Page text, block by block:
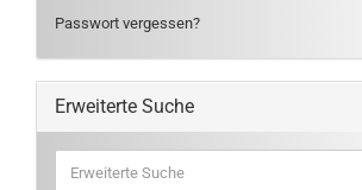
Passwort vergessen?
Erweiterte Suche
Suche